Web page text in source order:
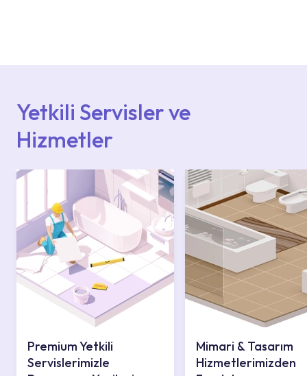
Yetkili Servisler ve
Hizmetler
Premium Yetkili
Servislerimizle
Mimari & Tasarım
Hizmetlerimizden